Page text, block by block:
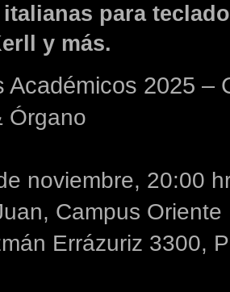
para
y más.
Académicos 2025 –
Órgano
noviembre, 20:00
Campus Oriente
Errázuriz 3300,